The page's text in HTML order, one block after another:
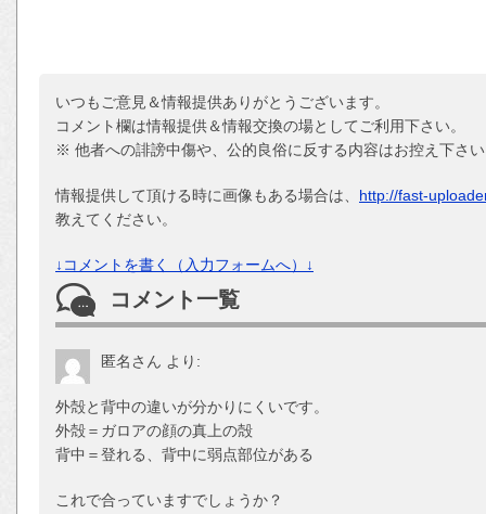
いつもご意見＆情報提供ありがとうございます。
コメント欄は情報提供＆情報交換の場としてご利用下さい。
※ 他者への誹謗中傷や、公的良俗に反する内容はお控え下さ
情報提供して頂ける時に画像もある場合は、 http://fast-
教えてください。
↓コメントを書く（入力フォームへ）↓
コメント一覧
匿名さん より:
外殻と背中の違いが分かりにくいです。
外殻＝ガロアの顔の真上の殻
背中＝登れる、背中に弱点部位がある
これで合っていますでしょうか？